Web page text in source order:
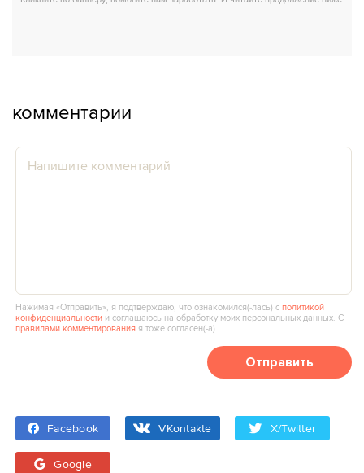
комментарии
Нажимая «Отправить», я подтверждаю, что ознакомился(‑лась) сполитикой
конфиденциальности и соглашаюсь на обработку моих персональных данных. С
правилами комментирования я тоже согласен(‑а).
Отправить
Facebook VKontakte X/Twitter
Google